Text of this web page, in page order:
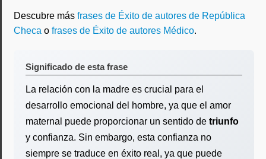
Descubre más frases de Éxito de autores de República
Checa o frases de Éxito de autores Médico.
Significado de esta frase
La relación con la madre es crucial para el
desarrollo emocional del hombre, ya que el amor
maternal puede proporcionar un sentido de triunfo
y confianza. Sin embargo, esta confianza no
siempre se traduce en éxito real, ya que puede